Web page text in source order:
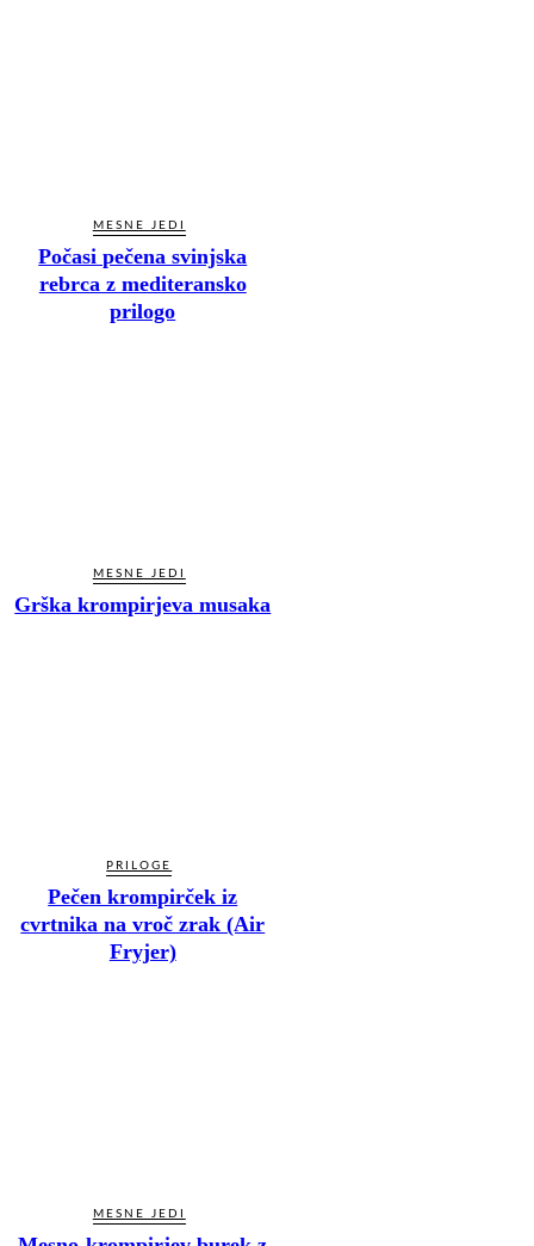
MESNE JEDI
Počasi pečena svinjska
rebrca z mediteransko
prilogo
MESNE JEDI
Grška krompirjeva musaka
PRILOGE
Pečen krompirček iz
cvrtnika na vroč zrak (Air
Fryjer)
MESNE JEDI